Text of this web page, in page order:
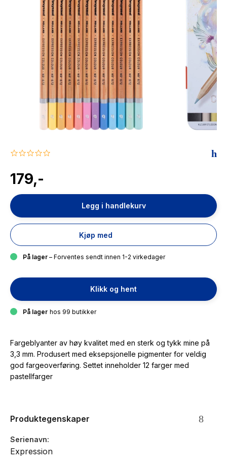
The Housemaid
0.0
rating
179,-
Legg i handlekurv
Kjøp med
På lager – Forventes sendt innen 1-2 virkedager
Klikk og hent
På lager hos 99 butikker
Fargeblyanter av høy kvalitet med en sterk og tykk mine på
3,3 mm. Produsert med eksepsjonelle pigmenter for veldig
god fargeoverføring. Settet inneholder 12 farger med
pastellfarger
Produktegenskaper
Serienavn
Expression